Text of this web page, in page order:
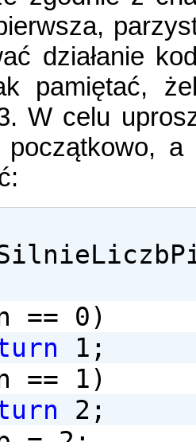
działanie
pamiętać,
W celu
początkowo,
== 0)
1;
== 1)
2;